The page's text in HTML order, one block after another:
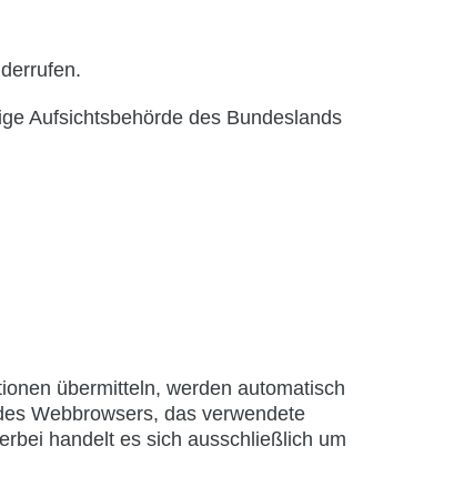
Aufsichtsbehörde des Bundeslands
übermitteln, werden automatisch
Webbrowsers, das verwendete
handelt es sich ausschließlich um